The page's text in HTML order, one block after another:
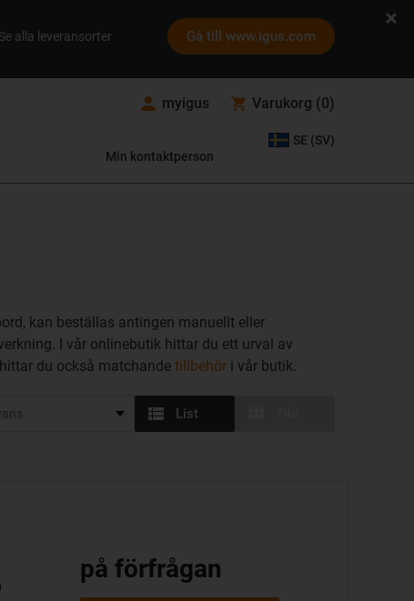
Se alla leveransorter Gå till www.igus.com
myigus Varukorg (0)
Min kontaktperson
SE (SV)
kan beställas antingen manuellt eller
I vår onlinebutik hittar du ett urval av
du också matchande tillbehör i vår butik.
List
på förfrågan